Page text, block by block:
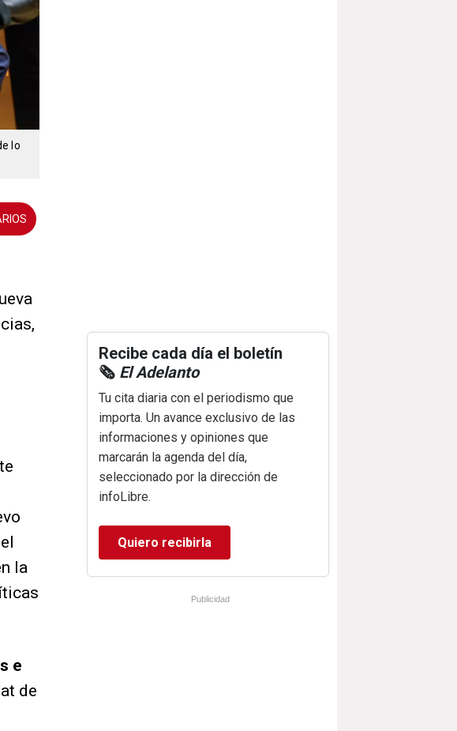
lo
la
e
de
Recibe cada día el boletín
🗞️ El Adelanto
Tu cita diaria con el periodismo que
importa. Un avance exclusivo de las
informaciones y opiniones que
marcarán la agenda del día,
seleccionado por la dirección de
infoLibre.
Quiero recibirla
Publicidad